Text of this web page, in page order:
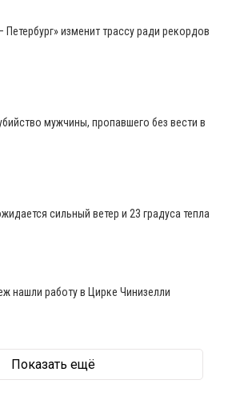
изменит трассу ради рекордов
мужчины, пропавшего без вести в
сильный ветер и 23 градуса тепла
нашли работу в Цирке Чинизелли
Показать ещё